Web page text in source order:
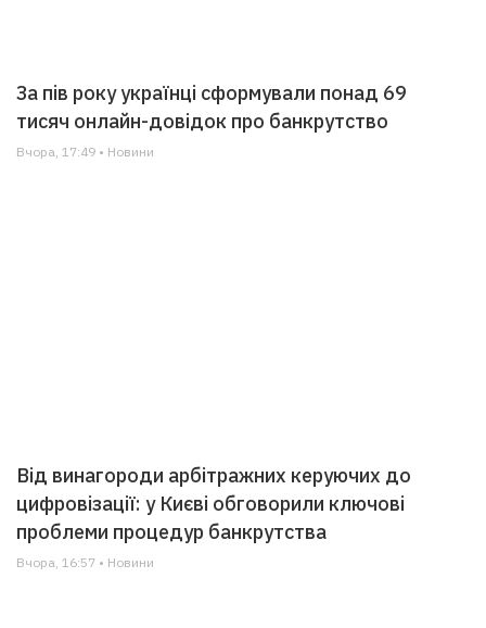
За пів року українці сформували понад 69
тисяч онлайн-довідок про банкрутство
Вчора, 17:49 • Новини
Від винагороди арбітражних керуючих до
цифровізації: у Києві обговорили ключові
проблеми процедур банкрутства
Вчора, 16:57 • Новини